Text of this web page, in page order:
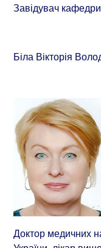
Завідувач кафедри
Біла Вікторія
Доктор медичних